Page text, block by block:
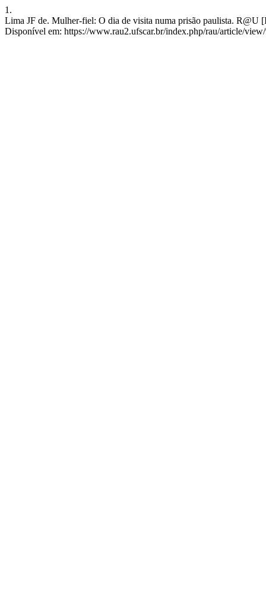
1.
Lima JF de. Mulher-fiel: O dia de visita numa prisão paulista. R@U
Disponível em: https://www.rau2.ufscar.br/index.php/rau/article/